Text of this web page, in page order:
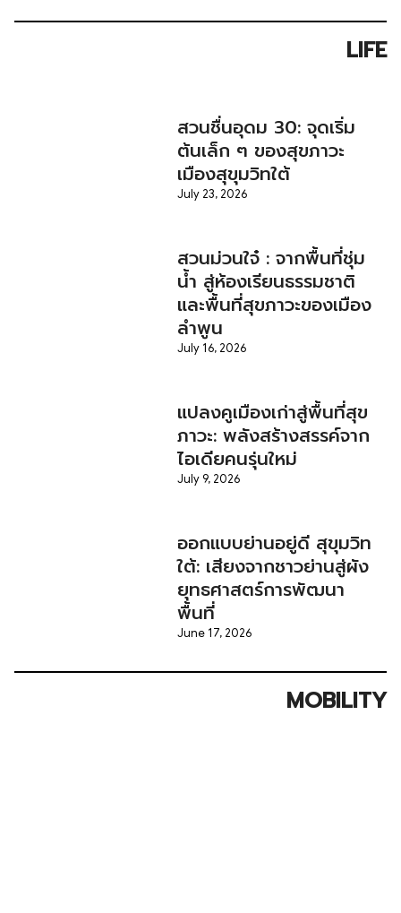
LIFE
สวนชื่นอุดม 30: จุดเริ่ม
ต้นเล็ก ๆ ของสุขภาวะ
เมืองสุขุมวิทใต้
July 23, 2026
สวนม่วนใจ๋ : จากพื้นที่ชุ่ม
น้ำ สู่ห้องเรียนธรรมชาติ
และพื้นที่สุขภาวะของเมือง
ลำพูน
July 16, 2026
แปลงคูเมืองเก่าสู่พื้นที่สุข
ภาวะ: พลังสร้างสรรค์จาก
ไอเดียคนรุ่นใหม่
July 9, 2026
ออกแบบย่านอยู่ดี สุขุมวิท
ใต้: เสียงจากชาวย่านสู่ผัง
ยุทธศาสตร์การพัฒนา
พื้นที่
June 17, 2026
MOBILITY